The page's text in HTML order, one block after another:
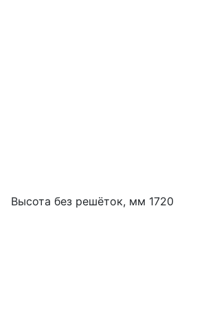
Высота без решёток, мм 1720